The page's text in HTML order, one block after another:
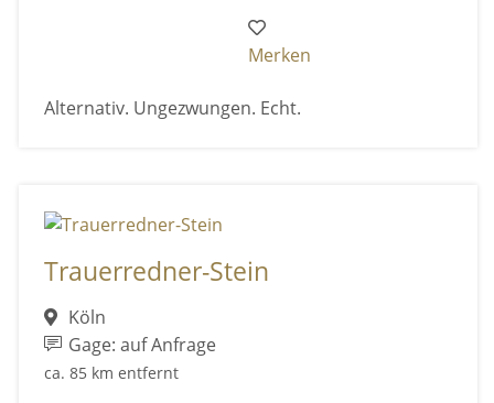
Merken
Alternativ. Ungezwungen. Echt.
Trauerredner-Stein
Köln
Gage: auf Anfrage
ca. 85 km entfernt